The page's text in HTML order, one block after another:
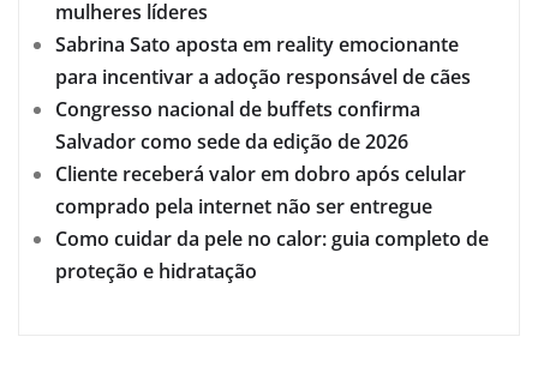
mulheres líderes
Sabrina Sato aposta em reality emocionante
para incentivar a adoção responsável de cães
Congresso nacional de buffets confirma
Salvador como sede da edição de 2026
Cliente receberá valor em dobro após celular
comprado pela internet não ser entregue
Como cuidar da pele no calor: guia completo de
proteção e hidratação